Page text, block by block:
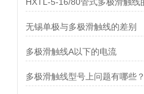
无锡单极与多极滑触线的差别
多极滑触线A以下的电流
多极滑触线型号上问题有哪些？